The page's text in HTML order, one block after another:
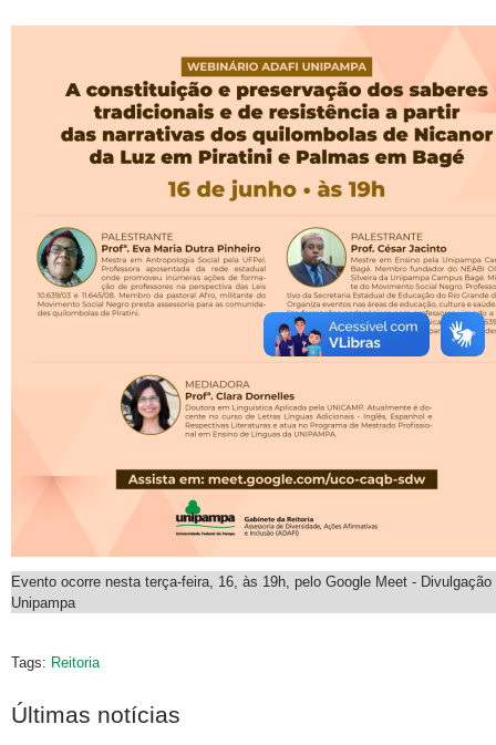
Evento ocorre nesta terça-feira, 16, às 19h, pelo Google Meet - Divulgação
Unipampa
Tags: Reitoria
Últimas notícias